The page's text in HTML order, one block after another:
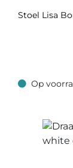
Stoel Lisa
Op voorraad
Op